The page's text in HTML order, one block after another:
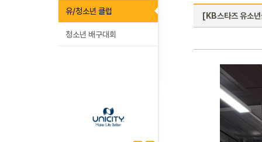
유/청소년 클럽
청소년 배구대회
[KB스타즈 유소